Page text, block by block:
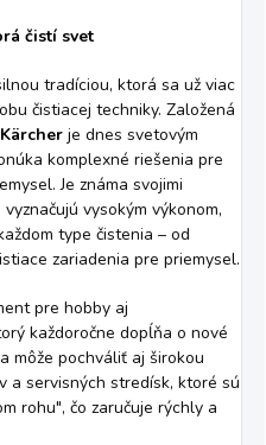
čistí svet
tradíciou, ktorá sa už viac
čistiacej techniky. Založená
Kärcher je dnes svetovým
komplexné riešenia pre
Je známa svojimi
vysokým výkonom,
type čistenia – od
zariadenia pre priemysel.
pre hobby aj
každoročne dopĺňa o nové
môže pochváliť aj širokou
a servisných stredísk, ktoré sú
rohu", čo zaručuje rýchly a